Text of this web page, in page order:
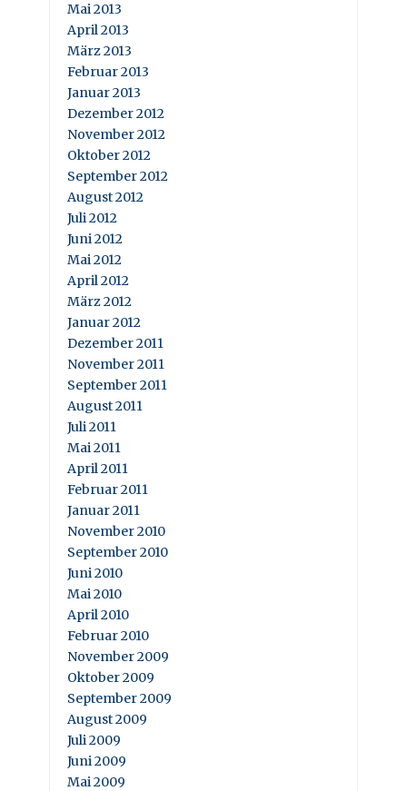
Mai 2013
April 2013
März 2013
Februar 2013
Januar 2013
Dezember 2012
November 2012
Oktober 2012
September 2012
August 2012
Juli 2012
Juni 2012
Mai 2012
April 2012
März 2012
Januar 2012
Dezember 2011
November 2011
September 2011
August 2011
Juli 2011
Mai 2011
April 2011
Februar 2011
Januar 2011
November 2010
September 2010
Juni 2010
Mai 2010
April 2010
Februar 2010
November 2009
Oktober 2009
September 2009
August 2009
Juli 2009
Juni 2009
Mai 2009